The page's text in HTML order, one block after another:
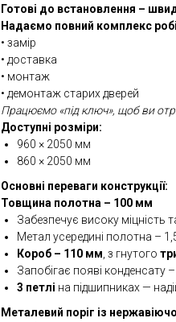
Готові до встановлення –
Надаємо повний комплекс
• замір
• доставка
• монтаж
• демонтаж старих дверей
Працюємо «під ключ», щоб ви
Доступні розміри:
960 × 2050 мм
860 × 2050 мм
Основні переваги конструкції:
Товщина полотна – 100 мм
Забезпечує високу міцність
Метал усередині полотна –
Короб – 110 мм, з гнутого
Запобігає появі конденсату
3 петлі на підшипниках —
Металевий поріг із